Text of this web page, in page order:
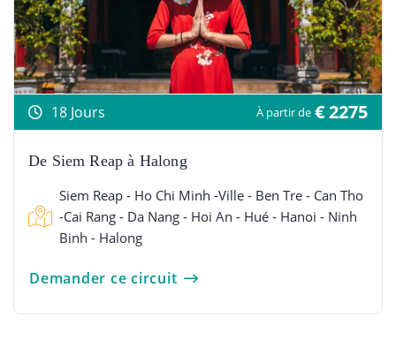
18 Jours À partir de € 2275
De Siem Reap à Halong
Siem Reap - Ho Chi Minh -Ville - Ben Tre - Can Tho
-Cai Rang - Da Nang - Hoi An - Hué - Hanoi - Ninh
Binh - Halong
Demander ce circuit